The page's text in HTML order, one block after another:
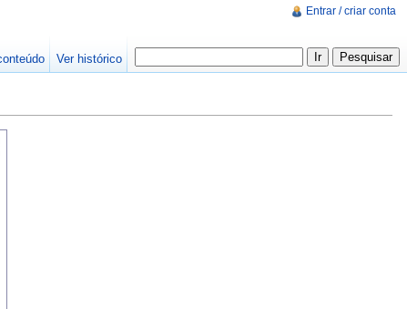
Entrar / criar conta
Ver histórico